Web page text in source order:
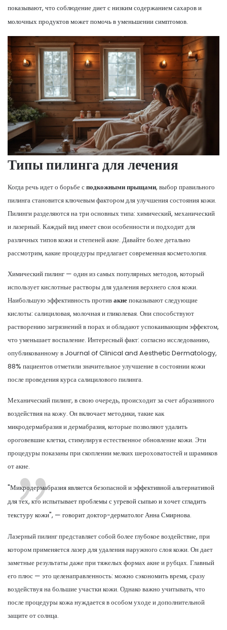
показывают, что соблюдение диет с низким содержанием сахаров и
молочных продуктов может помочь в уменьшении симптомов.
Типы пилинга для лечения
Когда речь идет о борьбе сподкожными прыщами, выбор правильного
пилинга становится ключевым фактором для улучшения состояния кожи.
Пилинги разделяются на три основных типа: химический, механический
и лазерный. Каждый вид имеет свои особенности и подходит для
различных типов кожи и степеней акне. Давайте более детально
рассмотрим, какие процедуры предлагает современная косметология.
Химический пилинг — один из самых популярных методов, который
использует кислотные растворы для удаления верхнего слоя кожи.
Наибольшую эффективность противакнепоказывают следующие
кислоты: салициловая, молочная и гликолевая. Они способствуют
растворению загрязнений в порах и обладают успокаивающим эффектом,
что уменьшает воспаление. Интересный факт: согласно исследованию,
опубликованному в Journal of Clinical and Aesthetic Dermatology,
88% пациентов отметили значительное улучшение в состоянии кожи
после проведения курса салицилового пилинга.
Механический пилинг, в свою очередь, происходит за счет абразивного
воздействия на кожу. Он включает методики, такие как
микродермабразия и дермабразия, которые позволяют удалить
ороговевшие клетки, стимулируя естественное обновление кожи. Эти
процедуры показаны при скоплении мелких шероховатостей и шрамиков
от акне.
"Микродермабразия является безопасной и эффективной альтернативой
для тех, кто испытывает проблемы с угревой сыпью и хочет сгладить
текстуру кожи", — говорит доктор-дерматолог Анна Смирнова.
Лазерный пилинг представляет собой более глубокое воздействие, при
котором применяется лазер для удаления наружного слоя кожи. Он дает
заметные результаты даже при тяжелых формах акне и рубцах. Главный
его плюс — это целенаправленность: можно сэкономить время, сразу
воздействуя на большие участки кожи. Однако важно учитывать, что
после процедуры кожа нуждается в особом уходе и дополнительной
защите от солнца.